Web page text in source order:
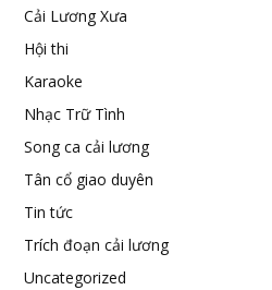
Cải Lương Xưa
Hội thi
Karaoke
Nhạc Trữ Tình
Song ca cải lương
Tân cổ giao duyên
Tin tức
Trích đoạn cải lương
Uncategorized